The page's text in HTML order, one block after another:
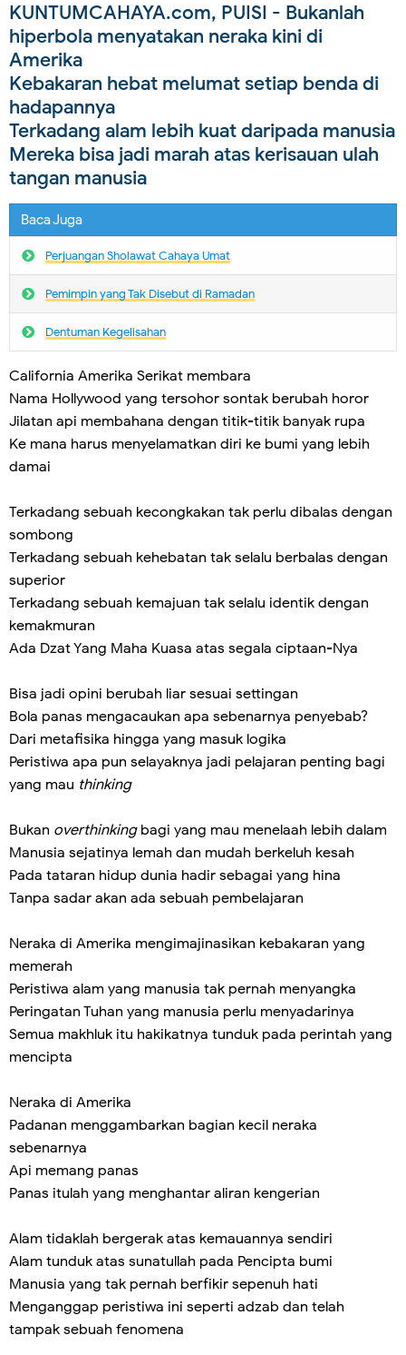
KUNTUMCAHAYA.com, PUISI - Bukanlah
hiperbola menyatakan neraka kini di
Amerika
Kebakaran hebat melumat setiap benda di
hadapannya
Terkadang alam lebih kuat daripada manusia
Mereka bisa jadi marah atas kerisauan ulah
tangan manusia
Baca Juga
Perjuangan Sholawat Cahaya Umat
Pemimpin yang Tak Disebut di Ramadan
Dentuman Kegelisahan
California Amerika Serikat membara
Nama Hollywood yang tersohor sontak berubah horor
Jilatan api membahana dengan titik-titik banyak rupa
Ke mana harus menyelamatkan diri ke bumi yang lebih
damai
Terkadang sebuah kecongkakan tak perlu dibalas dengan
sombong
Terkadang sebuah kehebatan tak selalu berbalas dengan
superior
Terkadang sebuah kemajuan tak selalu identik dengan
kemakmuran
Ada Dzat Yang Maha Kuasa atas segala ciptaan-Nya
Bisa jadi opini berubah liar sesuai settingan
Bola panas mengacaukan apa sebenarnya penyebab?
Dari metafisika hingga yang masuk logika
Peristiwa apa pun selayaknya jadi pelajaran penting bagi
yang mau thinking
Bukan overthinkingbagi yang mau menelaah lebih dalam
Manusia sejatinya lemah dan mudah berkeluh kesah
Pada tataran hidup dunia hadir sebagai yang hina
Tanpa sadar akan ada sebuah pembelajaran
Neraka di Amerika mengimajinasikan kebakaran yang
memerah
Peristiwa alam yang manusia tak pernah menyangka
Peringatan Tuhan yang manusia perlu menyadarinya
Semua makhluk itu hakikatnya tunduk pada perintah yang
mencipta
Neraka di Amerika
Padanan menggambarkan bagian kecil neraka
sebenarnya
Api memang panas
Panas itulah yang menghantar aliran kengerian
Alam tidaklah bergerak atas kemauannya sendiri
Alam tunduk atas sunatullah pada Pencipta bumi
Manusia yang tak pernah berfikir sepenuh hati
Menganggap peristiwa ini seperti adzab dan telah
tampak sebuah fenomena